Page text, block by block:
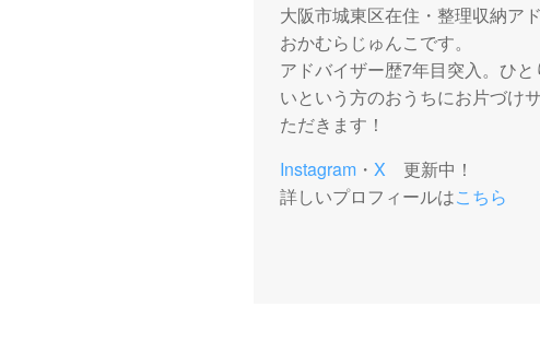
大阪市城東区在住・整理収納ア
おかむらじゅんこです。
アドバイザー歴7年目突入。ひ
いという方のおうちにお片づけ
ただきます！
Instagram ・ X 更新中！
詳しいプロフィールはこちら